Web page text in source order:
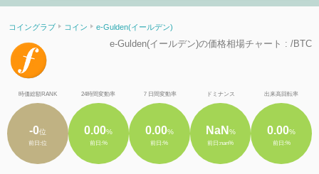
コイングラブ コイン e-Gulden(イールデン)
e-Gulden(イールデン)の価格相場チャート : /BTC
時価総額RANK
-0位
前日:位
24時間変動率
0.00%
前日:%
７日間変動率
0.00%
前日:%
ドミナンス
NaN %
前日:nan%
出来高回転率
0.00%
前日:%